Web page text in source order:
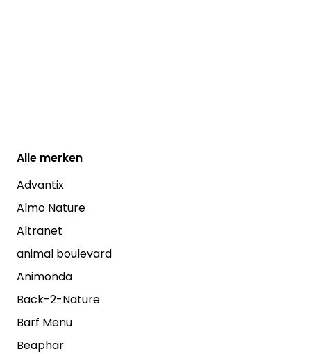
Alle merken
Advantix
Almo Nature
Altranet
animal boulevard
Animonda
Back-2-Nature
Barf Menu
Beaphar